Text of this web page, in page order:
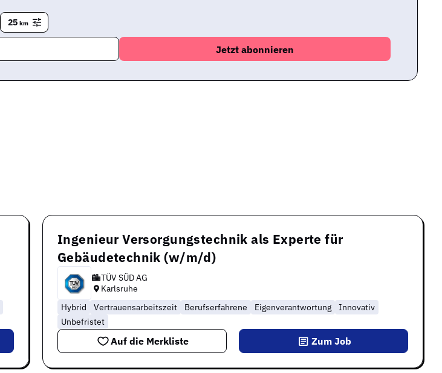
25 km
Ingenieur Versorgungstechnik als Experte für
Gebäudetechnik (w/m/d)
TÜV SÜD AG
Karlsruhe
Hybrid
Vertrauensarbeitszeit Berufserfahrene Eigenverantwortung
Innovativ
Unbefristet
Auf die Merkliste Zum Job